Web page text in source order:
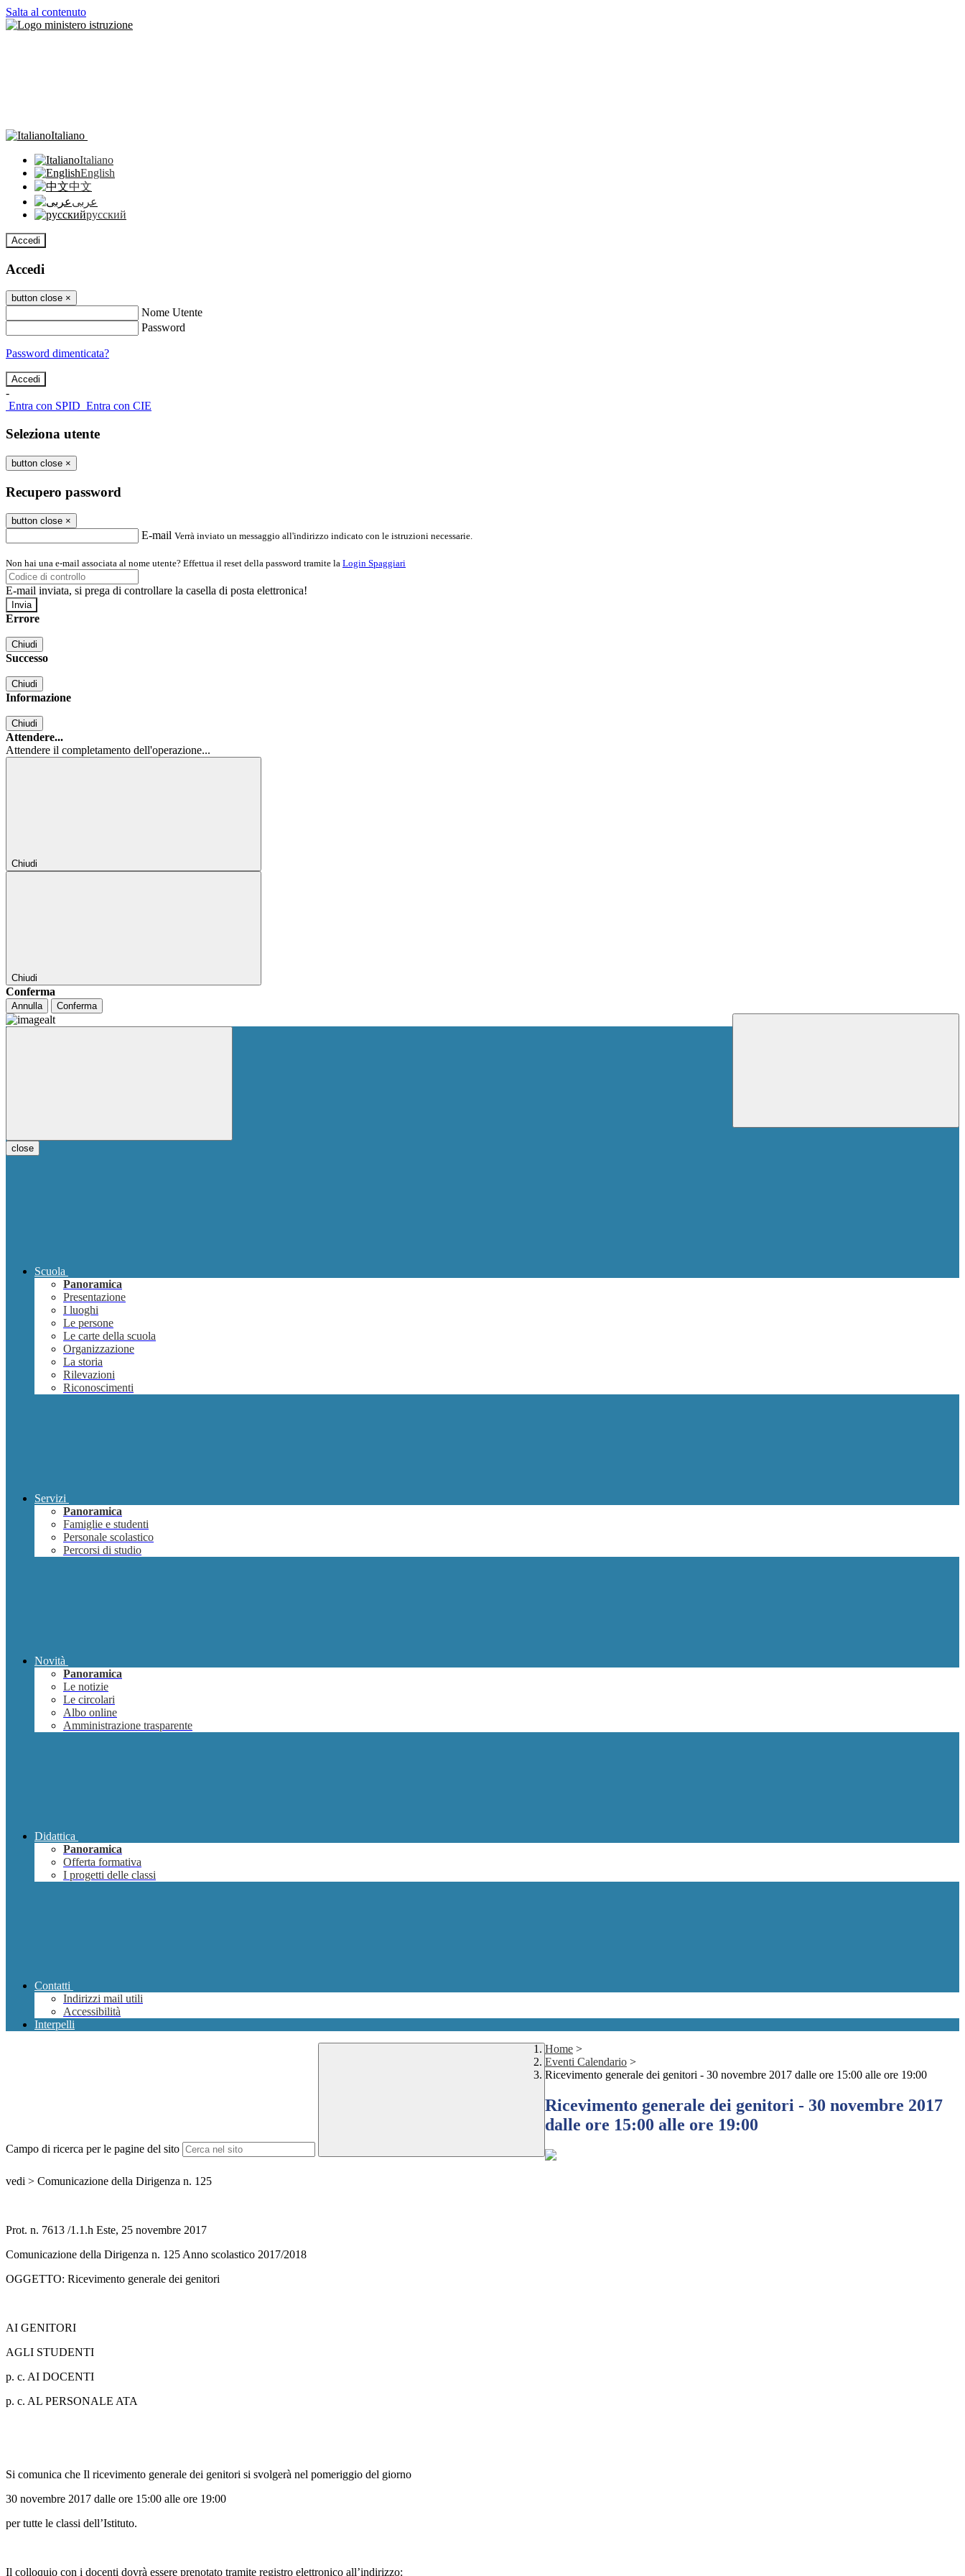
Salta al contenuto
Italiano
Italiano
English
中文
عربى
русский
Accedi
Accedi
button close ×
Nome Utente
Password
Password dimenticata?
-
Entra con SPID Entra con CIE
Seleziona utente
button close ×
Recupero password
button close ×
E-mail Verrà inviato un messaggio all'indirizzo indicato con le istruzioni necessarie.
Non hai una e-mail associata al nome utente? Effettua il reset della password tramite la Login Spaggiari
E-mail inviata, si prega di controllare la casella di posta elettronica!
Errore
Chiudi
Successo
Chiudi
Informazione
Chiudi
Attendere...
Attendere il completamento dell'operazione...
Chiudi
Chiudi
Conferma
Annulla Conferma
close
Scuola
Panoramica
Presentazione
I luoghi
Le persone
Le carte della scuola
Organizzazione
La storia
Rilevazioni
Riconoscimenti
Servizi
Panoramica
Famiglie e studenti
Personale scolastico
Percorsi di studio
Novità
Panoramica
Le notizie
Le circolari
Albo online
Amministrazione trasparente
Didattica
Panoramica
Offerta formativa
I progetti delle classi
Contatti
Indirizzi mail utili
Accessibilità
Interpelli
Campo di ricerca per le pagine del sito
Home >
Eventi Calendario >
Ricevimento generale dei genitori - 30 novembre 2017 dalle ore 15:00 alle ore 19:00
Ricevimento generale dei genitori - 30 novembre 2017
dalle ore 15:00 alle ore 19:00
vedi > Comunicazione della Dirigenza n. 125
Prot. n. 7613 /1.1.h Este, 25 novembre 2017
Comunicazione della Dirigenza n. 125 Anno scolastico 2017/2018
OGGETTO: Ricevimento generale dei genitori
AI GENITORI
AGLI STUDENTI
p. c. AI DOCENTI
p. c. AL PERSONALE ATA
Si comunica che Il ricevimento generale dei genitori si svolgerà nel pomeriggio del giorno
30 novembre 2017 dalle ore 15:00 alle ore 19:00
per tutte le classi dell’Istituto.
Il colloquio con i docenti dovrà essere prenotato tramite registro elettronico all’indirizzo: